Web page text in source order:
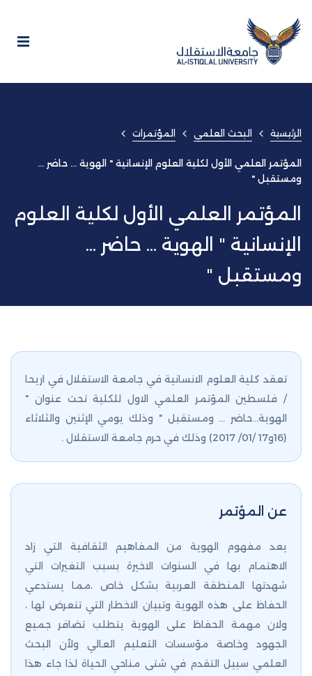
الرئيسية البحث العلمي المؤتمرات
المؤتمر العلمي الأول لكلية العلوم الإنسانية " الهوية ... حاضر ...
ومستقبل "
المؤتمر العلمي الأول لكلية العلوم
الإنسانية " الهوية ... حاضر ...
ومستقبل "
تعقد كلية العلوم الانسانية في جامعة الاستقلال في اريحا
/ فلسطين المؤتمر العلمي الاول للكلية تحت عنوان "
الهوية...حاضر ... ومستقبل " وذلك يومي الإثنين والثلاثاء
(16و17 /01/ 2017) وذلك في حرم جامعة الاستقلال .
عن المؤتمر
يعد مفهوم الهوية من المفاهيم الثقافية التي زاد
الاهتمام بها في السنوات الاخيرة بسبب التغيرات التي
شهدتها المنطقة العربية بشكل خاص ،مما يستدعي
الحفاظ على هذه الهوية وتبيان الاخطار التي تتعرض لها ،
ولان مهمة الحفاظ على الهوية يتطلب تضافر جميع
الجهود وخاصة مؤسسات التعليم العالي ولأن البحث
العلمي سبيل التقدم في شتى مناحي الحياة لذا جاء هذا